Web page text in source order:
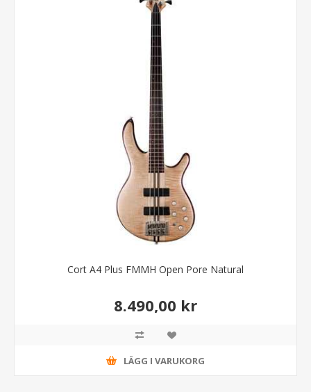
Cort A4 Plus FMMH Open Pore Natural
8.490,00 kr
LÄGG I VARUKORG